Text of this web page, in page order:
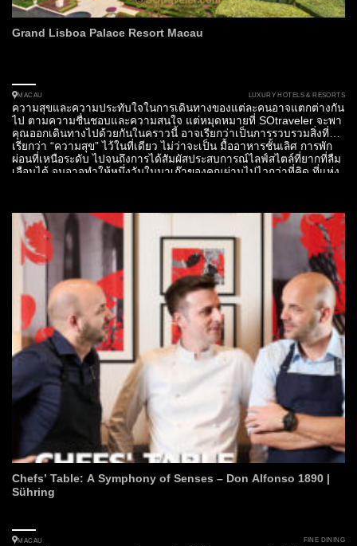
Grand Lisboa Palace Resort Macau
MACAU LUXURY HOTELS & RESORTS
ความสุขและความประทับใจในการเดินทางของแต่ละคนอาจแตกต่างกัน
ไป ตามความชื่นชอบและความสนใจ แต่หมุดหมายที่ SOtraveler จะพา
คุณออกเดินทางไปด้วยกันในคราวนี้ อาจเรียกว่าเป็นการรวบรวมสิ่งที่
เรียกว่า “ความสุข” ไว้ในที่เดียว ไม่ว่าจะเป็น มื้ออาหารชั้นเลิศ การพัก
ผ่อนที่เหนือระดับ ไปจนถึงการได้สัมผัสประสบการณ์ไลฟ์สไตล์ที่ยากที่ลืม
เลือนได้ จนอาจทำให้หนึ่งวันในมาเก๊าของคุณผ่านไปไวกว่าที่คิด ที่แห่ง
Chefs’ Table: A Symphony of Senses – Don Alfonso 1890 |
Sühring
MACAU FINE DINING